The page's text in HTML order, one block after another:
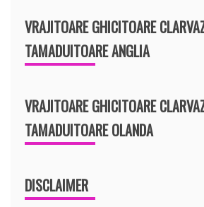
VRAJITOARE GHICITOARE
TAMADUITOARE ANGLIA
VRAJITOARE GHICITOARE
TAMADUITOARE OLANDA
DISCLAIMER